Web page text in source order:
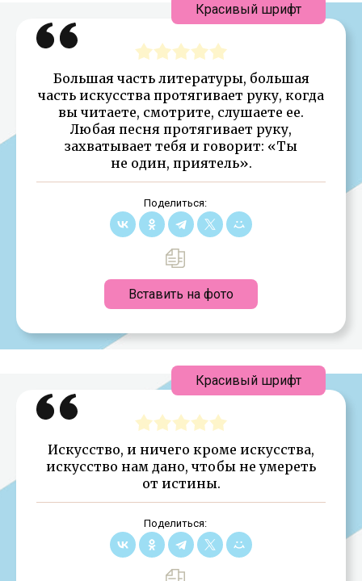
Большая часть литературы, большая
часть искусства протягивает руку, когда
вы читаете, смотрите, слушаете ее.
Любая песня протягивает руку,
захватывает тебя и говорит: «Ты
не один, приятель».
Поделиться:
Вставить на фото
Красивый шрифт
Искусство, и ничего кроме искусства,
искусство нам дано, чтобы не умереть
от истины.
Поделиться:
Красивый шрифт